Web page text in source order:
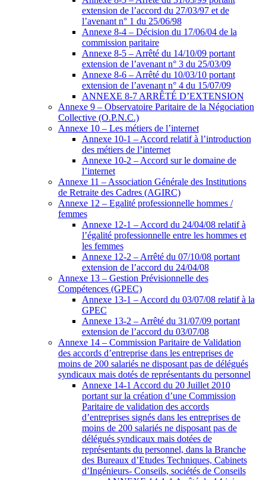
extension de l’accord du 27/03/97 et de
l’avenant n° 1 du 25/06/98
Annexe 8-4 – Décision du 17/06/04 de la
commission paritaire
Annexe 8-5 – Arrêté du 14/10/09 portant
extension de l’avenant n° 3 du 25/03/09
Annexe 8-6 – Arrêté du 10/03/10 portant
extension de l’avenant n° 4 du 15/07/09
ANNEXE 8-7 ARRÊTÉ D’EXTENSION
Annexe 9 – Observatoire Paritaire de la Négociation
Collective (O.P.N.C.)
Annexe 10 – Les métiers de l’internet
Annexe 10-1 – Accord relatif à l’introduction
des métiers de l’internet
Annexe 10-2 – Accord sur le domaine de
l’internet
Annexe 11 – Association Générale des Institutions
de Retraite des Cadres (AGIRC)
Annexe 12 – Egalité professionnelle hommes /
femmes
Annexe 12-1 – Accord du 24/04/08 relatif à
l’égalité professionnelle entre les hommes et
les femmes
Annexe 12-2 – Arrêté du 07/10/08 portant
extension de l’accord du 24/04/08
Annexe 13 – Gestion Prévisionnelle des
Compétences (GPEC)
Annexe 13-1 – Accord du 03/07/08 relatif à la
GPEC
Annexe 13-2 – Arrêté du 31/07/09 portant
extension de l’accord du 03/07/08
Annexe 14 – Commission Paritaire de Validation
des accords d’entreprise dans les entreprises de
moins de 200 salariés ne disposant pas de délégués
syndicaux mais dotés de représentants du personnel
Annexe 14-1 Accord du 20 Juillet 2010
portant sur la création d’une Commission
Paritaire de validation des accords
d’entreprises signés dans les entreprises de
moins de 200 salariés ne disposant pas de
délégués syndicaux mais dotées de
représentants du personnel, dans la Branche
des Bureaux d’Etudes Techniques, Cabinets
d’Ingénieurs- Conseils, sociétés de Conseils